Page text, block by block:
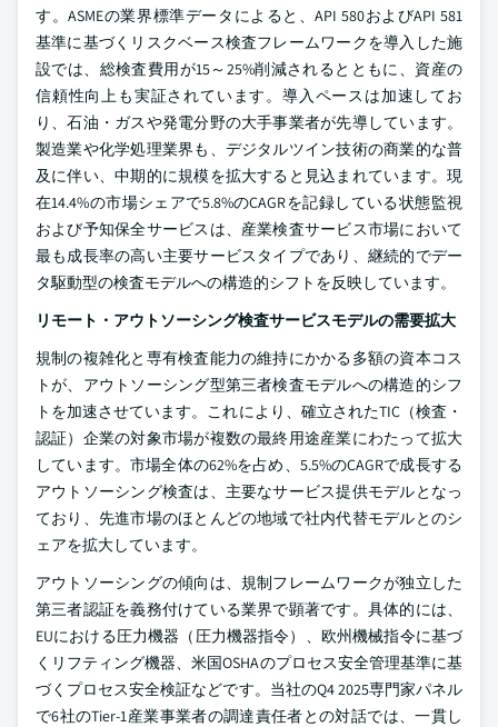
す。ASMEの業界標準データによると、API 580およびAPI 581
基準に基づくリスクベース検査フレームワークを導入した施
設では、総検査費用が15～25%削減されるとともに、資産の
信頼性向上も実証されています。導入ペースは加速してお
り、石油・ガスや発電分野の大手事業者が先導しています。
製造業や化学処理業界も、デジタルツイン技術の商業的な普
及に伴い、中期的に規模を拡大すると見込まれています。現
在14.4%の市場シェアで5.8%のCAGRを記録している状態監視
および予知保全サービスは、産業検査サービス市場において
最も成長率の高い主要サービスタイプであり、継続的でデー
タ駆動型の検査モデルへの構造的シフトを反映しています。
リモート・アウトソーシング検査サービスモデルの需要拡大
規制の複雑化と専有検査能力の維持にかかる多額の資本コス
トが、アウトソーシング型第三者検査モデルへの構造的シフ
トを加速させています。これにより、確立されたTIC（検査・
認証）企業の対象市場が複数の最終用途産業にわたって拡大
しています。市場全体の62%を占め、5.5%のCAGRで成長する
アウトソーシング検査は、主要なサービス提供モデルとなっ
ており、先進市場のほとんどの地域で社内代替モデルとのシ
ェアを拡大しています。
アウトソーシングの傾向は、規制フレームワークが独立した
第三者認証を義務付けている業界で顕著です。具体的には、
EUにおける圧力機器（圧力機器指令）、欧州機械指令に基づ
くリフティング機器、米国OSHAのプロセス安全管理基準に基
づくプロセス安全検証などです。当社のQ4 2025専門家パネル
で6社のTier-1産業事業者の調達責任者との対話では、一貫し